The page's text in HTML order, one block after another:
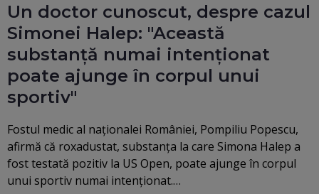
Un doctor cunoscut, despre cazul
Simonei Halep: "Această
substanță numai intenționat
poate ajunge în corpul unui
sportiv"
Fostul medic al naționalei României, Pompiliu Popescu,
afirmă că roxadustat, substanța la care Simona Halep a
fost testată pozitiv la US Open, poate ajunge în corpul
unui sportiv numai intenționat.…